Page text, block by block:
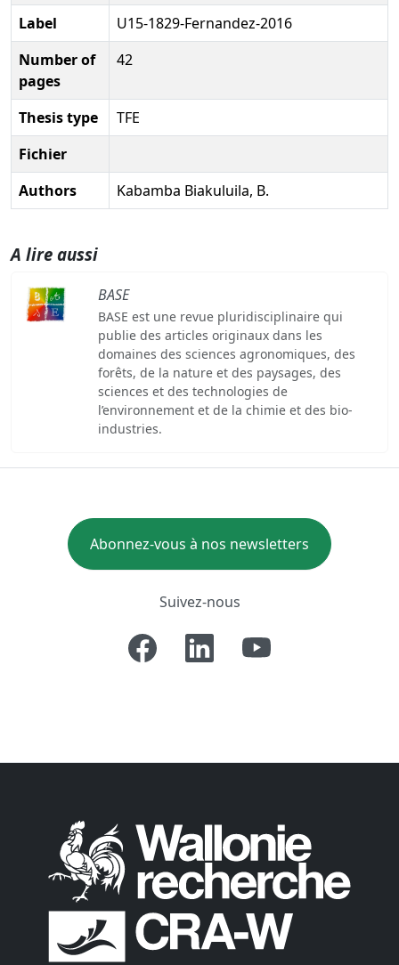
Label
U15-1829-Fernandez-2016
Number of
pages
42
Thesis type
TFE
Fichier
Authors
Kabamba Biakuluila, B.
A lire aussi
BASE
BASE est une revue pluridisciplinaire qui
publie des articles originaux dans les
domaines des sciences agronomiques, des
forêts, de la nature et des paysages, des
sciences et des technologies de
l’environnement et de la chimie et des bio-
industries.
Abonnez-vous à nos newsletters
Suivez-nous